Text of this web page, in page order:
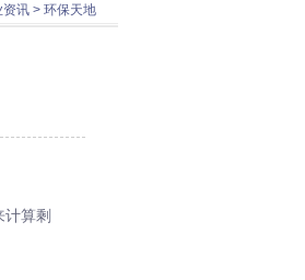
资讯 > 环保天地
计算剩